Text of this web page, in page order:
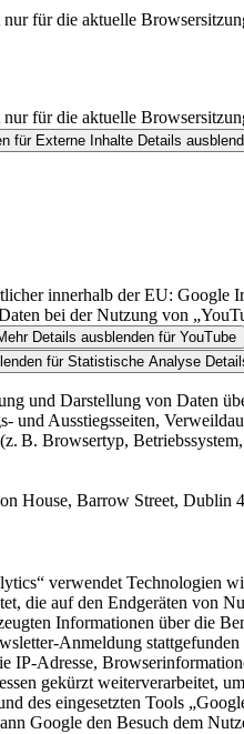
für die aktuelle
für die aktuelle
für Externe Inhalte Details
innerhalb der EU: Google
bei der Nutzung von
Details ausblenden für YouTube
für Statistische Analyse
und Darstellung von Daten
und Ausstiegsseiten,
B. Browsertyp,
House, Barrow Street,
verwendet Technologien
die auf den Endgeräten von
Informationen über die
Anmeldung
IP-Adresse,
gekürzt weiterverarbeitet,
des eingesetzten Tools
Google den Besuch dem